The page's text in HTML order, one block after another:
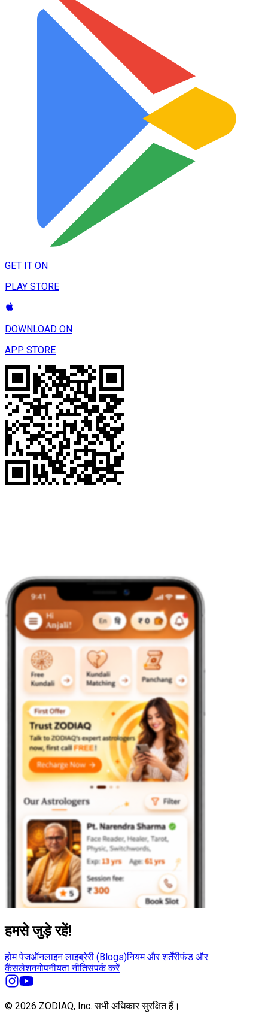
GET IT ON
PLAY STORE
DOWNLOAD ON
APP STORE
हमसे जुड़े रहें!
होम पेजऑनलाइन लाइब्रेरी (Blogs)नियम और शर्तेंरीफंड और
कैंसलेशनगोपनीयता नीतिसंपर्क करें
© 2026 ZODIAQ, Inc.सभी अधिकार सुरक्षित हैं।